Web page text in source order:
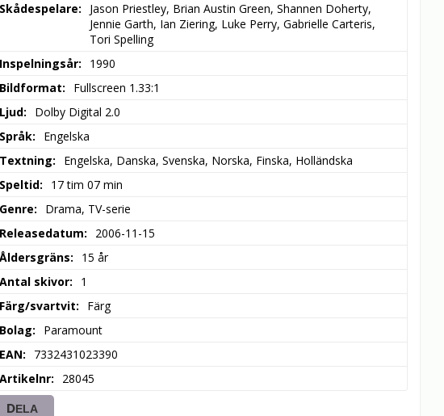
Skådespelare
Jason Priestley, Brian Austin Green, Shannen Doherty,
Jennie Garth, Ian Ziering, Luke Perry, Gabrielle Carteris,
Tori Spelling
Inspelningsår
1990
Bildformat
Fullscreen 1.33:1
Ljud
Dolby Digital 2.0
Språk
Engelska
Textning
Engelska, Danska, Svenska, Norska, Finska, Holländska
Speltid
17 tim 07 min
Genre
Drama, TV-serie
Releasedatum
2006-11-15
Åldersgräns
15 år
Antal skivor
1
Färg/svartvit
Färg
Bolag
Paramount
EAN
7332431023390
Artikelnr
28045
DELA